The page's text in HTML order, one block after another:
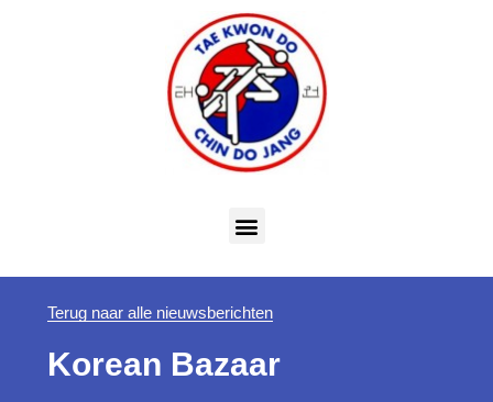
Terug naar alle nieuwsberichten
Korean Bazaar